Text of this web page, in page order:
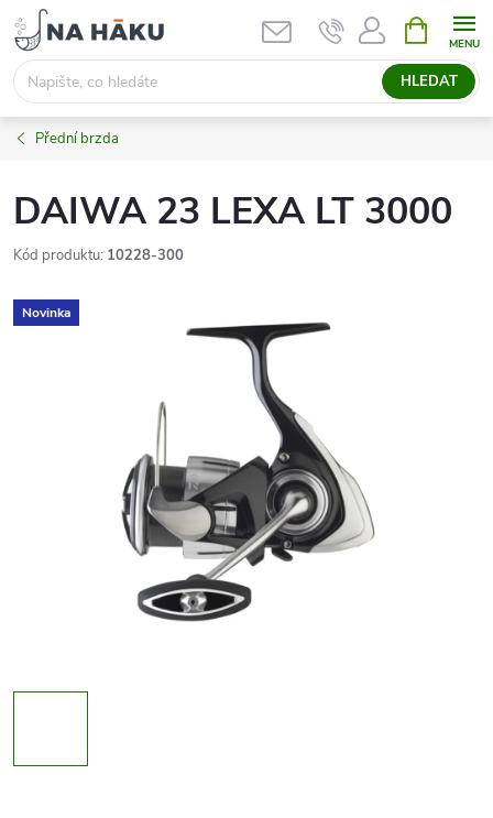
Přejít
na
obsah
HLEDAT
NÁKUPNÍ
KOŠÍK
Přední brzda
DAIWA 23 LEXA LT 3000
Kód produktu: 10228-300
Novinka